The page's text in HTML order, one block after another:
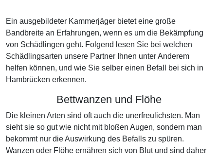
Ein ausgebildeter Kammerjäger bietet eine große
Bandbreite an Erfahrungen, wenn es um die Bekämpfung
von Schädlingen geht. Folgend lesen Sie bei welchen
Schädlingsarten unsere Partner Ihnen unter Anderem
helfen können, und wie Sie selber einen Befall bei sich in
Hambrücken erkennen.
Bettwanzen und Flöhe
Die kleinen Arten sind oft auch die unerfreulichsten. Man
sieht sie so gut wie nicht mit bloßen Augen, sondern man
bekommt nur die Auswirkung des Befalls zu spüren.
Wanzen oder Flöhe ernähren sich von Blut und sind daher